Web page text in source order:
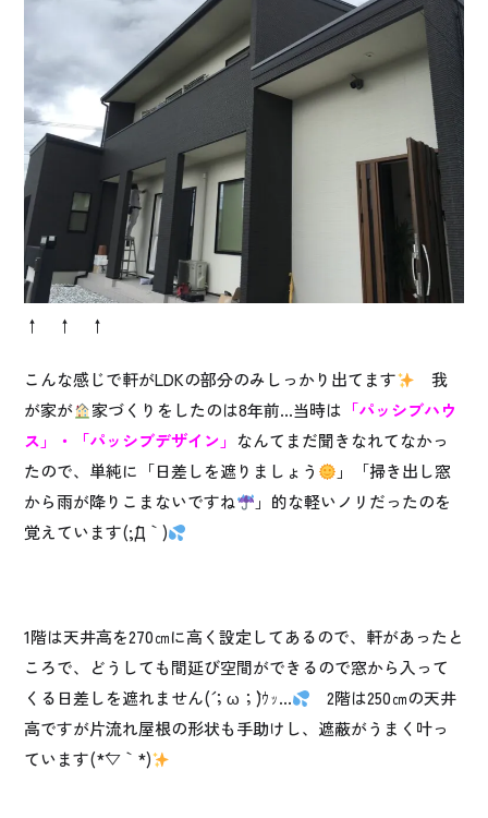
↑ ↑ ↑
こんな感じで軒がLDKの部分のみしっかり出てます
我
が家が
家づくりをしたのは8年前…当時は 「パッシブハウ
ス」・「パッシブデザイン」 なんてまだ聞きなれてなかっ
たので、単純に「日差しを遮りましょう
」「掃き出し窓
から雨が降りこまないですね
」的な軽いノリだったのを
覚えています(;´Д｀)
1階は天井高を270㎝に高く設定してあるので、軒があったと
ころで、どうしても間延び空間ができるので窓から入って
くる日差しを遮れません(´；ω；`)ｳｯ…
2階は250㎝の天井
高ですが片流れ屋根の形状も手助けし、遮蔽がうまく叶っ
ています(*´▽｀*)